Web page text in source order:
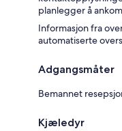
planlegger å
Informasjon fra
automatiserte
Adgangsmåter
Bemannet
Kjæledyr